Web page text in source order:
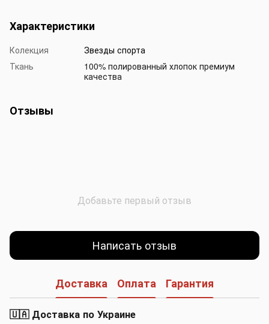
Характеристики
Колекция
Звезды спорта
Ткань
100% полированный хлопок премиум
качества
Отзывы
Добавьте первый отзыв
Написать отзыв
Доставка Оплата Гарантия
🇺🇦 Доставка по Украине